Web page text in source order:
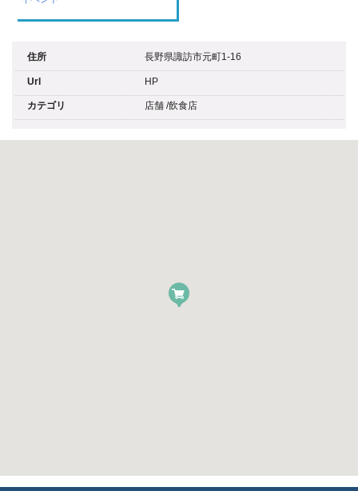
住所 長野県諏訪市元町1-16
Url HP
カテゴリ 店舗 /飲食店